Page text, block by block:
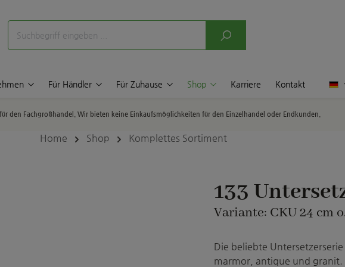
Für Händler Für Zuhause Shop Karriere Kontakt
den Fachgroßhandel. Wir bieten keine Einkaufsmöglichkeiten für den Einzelhandel oder Endkunden.
Home Shop Komplettes Sortiment
133
Variante: CKU 24 cm
Die beliebte
marmor, antique und granit.